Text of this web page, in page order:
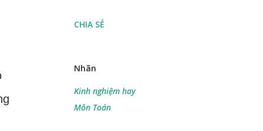
CHIA SẺ
Nhãn
Kinh nghiệm hay
Môn Toán